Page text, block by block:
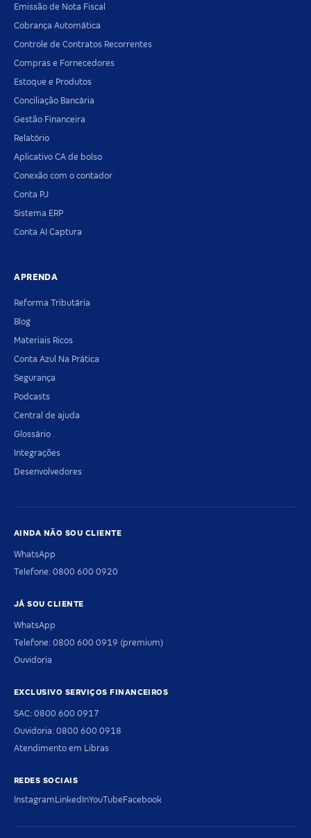
Emissão de Nota Fiscal
Cobrança Automática
Controle de Contratos Recorrentes
Compras e Fornecedores
Estoque e Produtos
Conciliação Bancária
Gestão Financeira
Relatório
Aplicativo CA de bolso
Conexão com o contador
Conta PJ
Sistema ERP
Conta AI Captura
APRENDA
Reforma Tributária
Blog
Materiais Ricos
Conta Azul Na Prática
Segurança
Podcasts
Central de ajuda
Glossário
Integrações
Desenvolvedores
AINDA NÃO SOU CLIENTE
WhatsApp
Telefone: 0800 600 0920
JÁ SOU CLIENTE
WhatsApp
Telefone: 0800 600 0919 (premium)
Ouvidoria
EXCLUSIVO SERVIÇOS FINANCEIROS
SAC: 0800 600 0917
Ouvidoria: 0800 600 0918
Atendimento em Libras
REDES SOCIAIS
InstagramLinkedInYouTubeFacebook